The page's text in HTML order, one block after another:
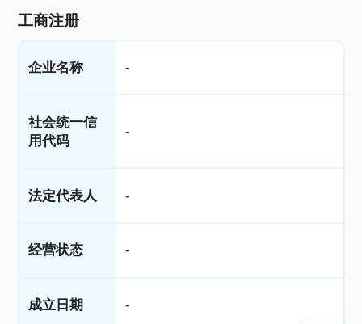
工商注册
企业名称 -
社会统一信
用代码
-
法定代表人 -
经营状态 -
成立日期 -